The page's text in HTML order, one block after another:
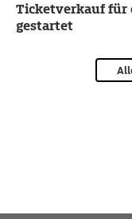
Ticketverkauf für
gestartet